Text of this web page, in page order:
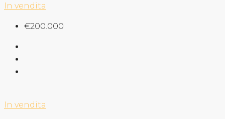
In vendita
€200.000
In vendita